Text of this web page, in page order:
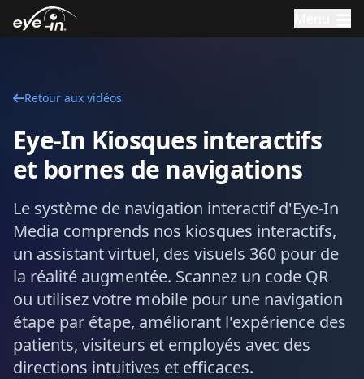
Retour aux vidéos
Eye-In Kiosques interactifs
et bornes de navigations
Le système de navigation interactif d'Eye-In
Media comprends nos kiosques interactifs,
un assistant virtuel, des visuels 360 pour de
la réalité augmentée. Scannez un code QR
ou utilisez votre mobile pour une navigation
étape par étape, améliorant l'expérience des
patients, visiteurs et employés avec des
directions intuitives et efficaces.